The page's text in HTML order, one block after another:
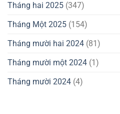
Tháng hai 2025 (347)
Tháng Một 2025 (154)
Tháng mười hai 2024 (81)
Tháng mười một 2024 (1)
Tháng mười 2024 (4)